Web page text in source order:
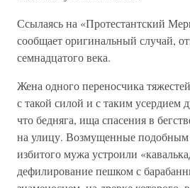
Ссылаясь на «Протестантский
сообщает оригинальный случай,
семнадцатого века.
Жена одного переносчика
с такой силой и с таким усердием
что бедняга, ища спасения в
на улицу. Возмущенные подобным
избитого мужа устроили
дефилирование пешком с